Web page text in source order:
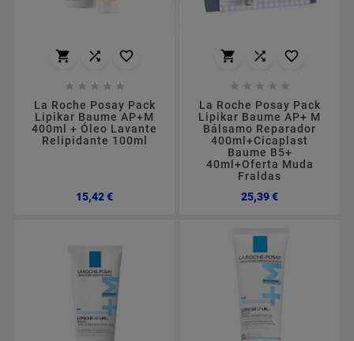
  
    
La Roche Posay Pack
Lipikar Baume AP+M
400ml + Óleo Lavante
Relipidante 100ml
15,42 €Preço
  
    
La Roche Posay Pack
Lipikar Baume AP+ M
Bálsamo Reparador
400ml+Cicaplast
Baume B5+
40ml+Oferta Muda
Fraldas
25,39 €Preço